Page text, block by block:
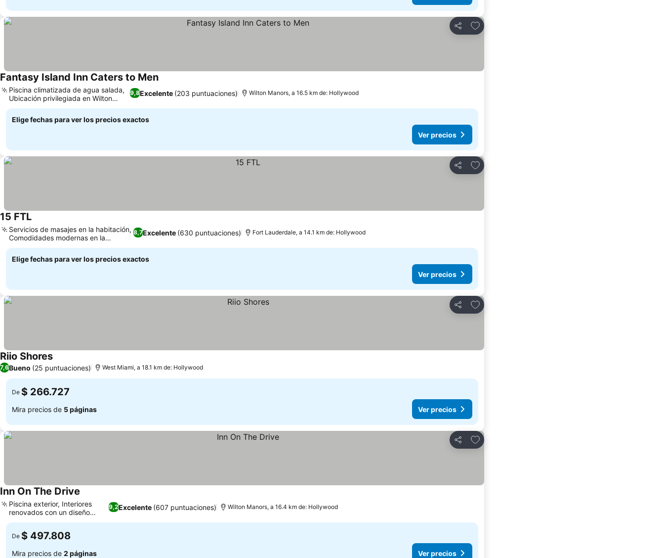
Compartir
Agregar a favoritos
Fantasy Island Inn Caters to Men
9,8Excelente (203 puntuaciones)
Piscina climatizada de agua salada,
Ubicación privilegiada en Wilton
Manors
Wilton Manors, a 16.5 km de: Hollywood
Elige fechas para ver los precios exactos
Ver precios
Compartir
Agregar a favoritos
15 FTL
8,7Excelente (630 puntuaciones)
Servicios de masajes en la habitación,
Comodidades modernas en la
habitación
Fort Lauderdale, a 14.1 km de: Hollywood
Elige fechas para ver los precios exactos
Ver precios
Compartir
Agregar a favoritos
Riio Shores
7,6Bueno (25 puntuaciones) West Miami, a 18.1 km de: Hollywood
De $ 266.727
Mira precios de 5 páginas Ver precios
Compartir
Agregar a favoritos
Inn On The Drive
9,2Excelente (607 puntuaciones)
Piscina exterior, Interiores
renovados con un diseño
bonito
Wilton Manors, a 16.4 km de: Hollywood
De $ 497.808
Mira precios de 2 páginas Ver precios